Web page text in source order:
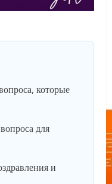
которые
для
и